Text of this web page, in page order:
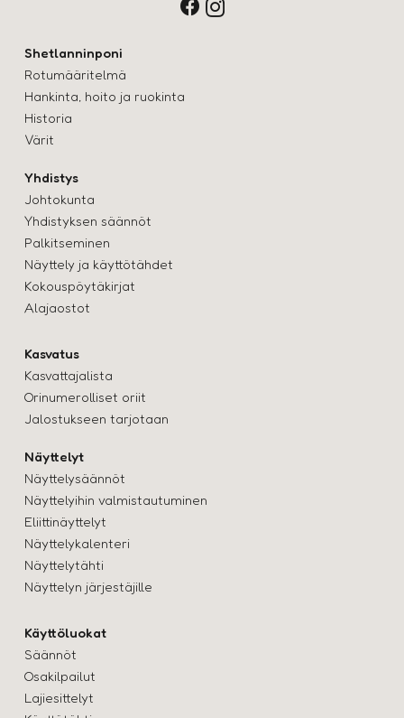
Shetlanninponi
Rotumääritelmä
Hankinta, hoito ja ruokinta
Historia
Värit
Yhdistys
Johtokunta
Yhdistyksen säännöt
Palkitseminen
Näyttely ja käyttötähdet
Kokouspöytäkirjat
Alajaostot
Kasvatus
Kasvattajalista
Orinumerolliset oriit
Jalostukseen tarjotaan
Näyttelyt
Näyttelysäännöt
Näyttelyihin valmistautuminen
Eliittinäyttelyt
Näyttelykalenteri
Näyttelytähti
Näyttelyn järjestäjille
Käyttöluokat
Säännöt
Osakilpailut
Lajiesittelyt